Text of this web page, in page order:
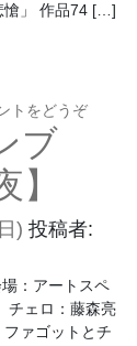
愴」 作品74 […]
トをどうぞ
ブ
) 投稿者:
：アートスペ
チェロ：藤森亮
ァゴットとチ